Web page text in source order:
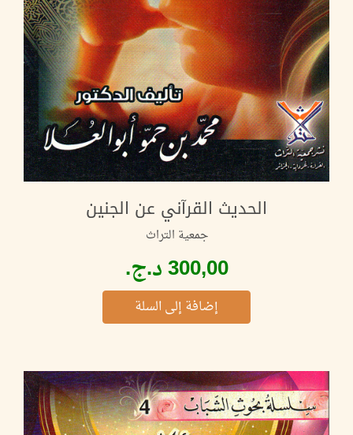
الحديث القرآني عن الجنين
جمعية التراث
‏300,00 د.ج.‏
إضافة إلى السلة